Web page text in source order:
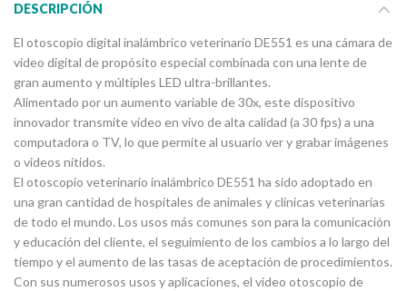
DESCRIPCIÓN
El otoscopio digital inalámbrico veterinario DE551 es una cámara de
video digital de propósito especial combinada con una lente de
gran aumento y múltiples LED ultra-brillantes.
Alimentado por un aumento variable de 30x, este dispositivo
innovador transmite video en vivo de alta calidad (a 30 fps) a una
computadora o TV, lo que permite al usuario ver y grabar imágenes
o videos nítidos.
El otoscopio veterinario inalámbrico DE551 ha sido adoptado en
una gran cantidad de hospitales de animales y clínicas veterinarias
de todo el mundo. Los usos más comunes son para la comunicación
y educación del cliente, el seguimiento de los cambios a lo largo del
tiempo y el aumento de las tasas de aceptación de procedimientos.
Con sus numerosos usos y aplicaciones, el video otoscopio de